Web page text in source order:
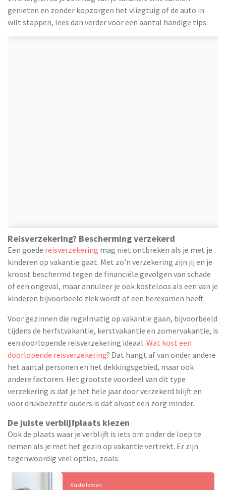
genieten en zonder kopzorgen het vliegtuig of de auto in
wilt stappen, lees dan verder voor een aantal handige tips.
Reisverzekering? Bescherming verzekerd
Een goede reisverzekering mag niet ontbreken als je met je
kinderen op vakantie gaat. Met zo'n verzekering zijn jij en je
kroost beschermd tegen de financiële gevolgen van schade
of een ongeval, maar annuleer je ook kosteloos als een van je
kinderen bijvoorbeeld ziek wordt of een herexamen heeft.
Voor gezinnen die regelmatig op vakantie gaan, bijvoorbeeld
tijdens de herfstvakantie, kerstvakantie en zomervakantie, is
een doorlopende reisverzekering ideaal. Wat kost een
doorlopende reisverzekering? Dat hangt af van onder andere
het aantal personen en het dekkingsgebied, maar ook
andere factoren. Het grootste voordeel van dit type
verzekering is dat je het hele jaar door verzekerd blijft en
voor drukbezette ouders is dat alvast een zorg minder.
De juiste verblijfplaats kiezen
Ook de plaats waar je verblijft is iets om onder de loep te
nemen als je met het gezin op vakantie vertrekt. Er zijn
tegenwoordig veel opties, zoals:
Vaste lasten